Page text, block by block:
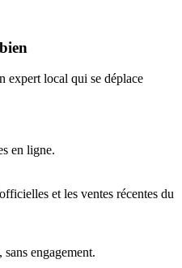
expert local qui se déplace
en ligne.
et les ventes récentes du
engagement.